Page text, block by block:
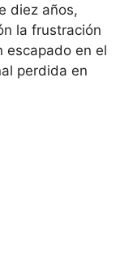
diez años,
la frustración
escapado en el
perdida en